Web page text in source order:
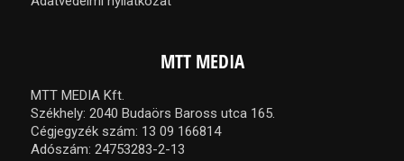
MTT MEDIA
MTT MEDIA Kft.
Székhely: 2040 Budaörs Baross utca 165.
Cégjegyzék szám: 13 09 166814
Adószám: 24753283-2-13